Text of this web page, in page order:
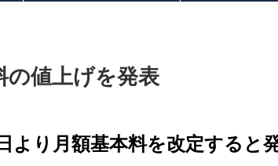
の値上げを発表
り月額基本料を改定すると発